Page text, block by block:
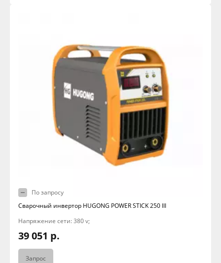
По запросу
Сварочный инвертор HUGONG POWER STICK 250 III
Напряжение сети: 380 v;
39 051 р.
Запрос